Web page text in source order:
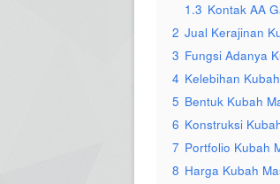
1.3 Kontak AA
2 Jual Kerajinan
3 Fungsi Adanya
4 Kelebihan
5 Bentuk Kubah
6 Konstruksi
7 Portfolio Kubah
8 Harga Kubah